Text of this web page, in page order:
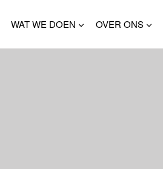
WAT WE DOEN OVER ONS